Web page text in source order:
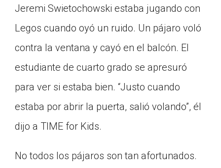
Jeremi Swietochowski estaba jugando con
Legos cuando oyó un ruido. Un pájaro voló
contra la ventana y cayó en el balcón. El
estudiante de cuarto grado se apresuró
para ver si estaba bien. “Justo cuando
estaba por abrir la puerta, salió volando”, él
dijo a TIME for Kids.
No todos los pájaros son tan afortunados.
Google Classroom
Click on the icon above to share the article with
a class in your Google Classroom.
Choose an action. Options might include
creating an assignment or asking a question.